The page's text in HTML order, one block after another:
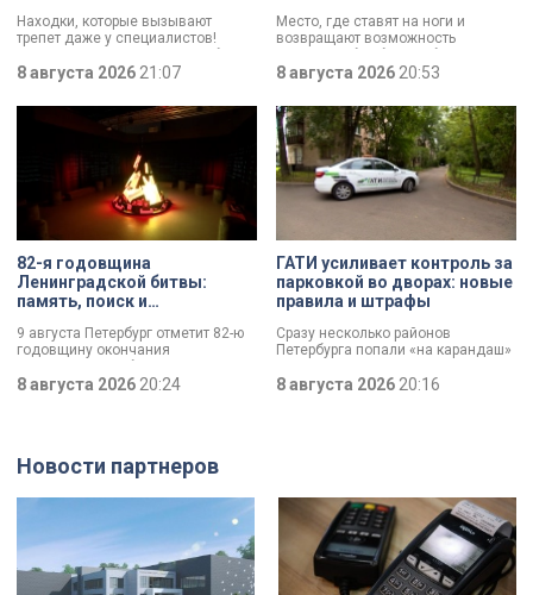
Находки, которые вызывают
трепет даже у специалистов!
Нательный крест возрастом более
тысячи лет и боевой топор – вот
главные трофеи археологической
экспедиции в Старой Ладоге в
8 августа 2026 21:07
до передового
медицинского центра
Место, где ставят на ноги и
возвращают возможность
двигаться без боли. Юбилей
отмечает Институт травматологии
и ортопедии имени Р.Р. Вредена.
8 августа 2026 20:53
82-я годовщина
Ленинградской битвы:
память, поиск и
9 августа Петербург отметит 82-ю
годовщину окончания
Ленинградской битвы. Это День
воинской славы, который был
официально установлен в апреле
8 августа 2026 20:24
ГАТИ усиливает контроль за
парковкой во дворах: новые
правила и штрафы
Сразу несколько районов
Петербурга попали «на карандаш»
парковкой во дворах. За два
летних месяца только по
8 августа 2026 20:16
Новости партнеров